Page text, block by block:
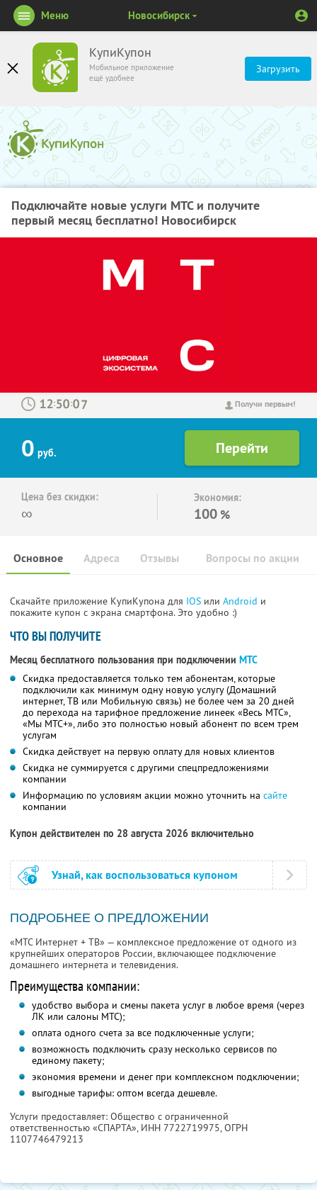
КупиКупон
Мобильное приложение
ещё удобнее
Загрузить
Меню Новосибирск
Подключайте новые услуги МТС и получите
первый месяц бесплатно! Новосибирск
Получи первым!
: :
0 руб.
Цена без скидки:
∞
Экономия:
100 %
Основное Отзывы Вопросы по акции
Адреса
Скачайте приложение КупиКупона для IOS или Android и
покажите купон с экрана смартфона. Это удобно :)
ЧТО ВЫ ПОЛУЧИТЕ
Месяц бесплатного пользования при подключении МТС
Скидка предоставляется только тем абонентам, которые
подключили как минимум одну новую услугу (Домашний
интернет, ТВ или Мобильную связь) не более чем за 20 дней
до перехода на тарифное предложение линеек «Весь МТС»,
«Мы МТС+», либо это полностью новый абонент по всем трем
услугам
Скидка действует на первую оплату для новых клиентов
Скидка не суммируется с другими спецпредложениями
компании
Информацию по условиям акции можно уточнить на сайте
компании
Купон действителен по 28 августа 2026 включительно
Узнай, как воспользоваться купоном
ПОДРОБНЕЕ О ПРЕДЛОЖЕНИИ
«МТС Интернет + ТВ» — комплексное предложение от одного из
крупнейших операторов России, включающее подключение
домашнего интернета и телевидения.
Преимущества компании:
удобство выбора и смены пакета услуг в любое время (через
ЛК или салоны МТС);
оплата одного счета за все подключенные услуги;
возможность подключить сразу несколько сервисов по
единому пакету;
экономия времени и денег при комплексном подключении;
выгодные тарифы: оптом всегда дешевле.
Услуги предоставляет: Общество с ограниченной
ответственностью «СПАРТА», ИНН 7722719975, ОГРН
1107746479213